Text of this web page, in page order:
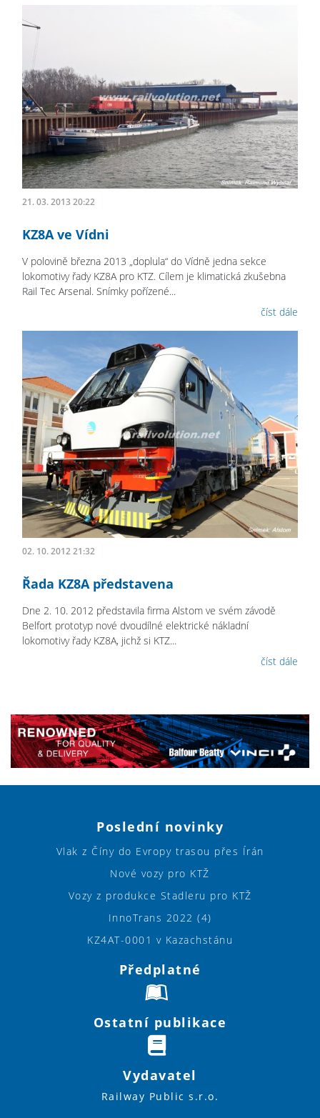
21. 03. 2013 20:22
KZ8A ve Vídni
V polovině března 2013 „doplula“ do Vídně jedna sekce
lokomotivy řady KZ8A pro KTZ. Cílem je klimatická zkušebna
Rail Tec Arsenal. Snímky pořízené...
číst dále
02. 10. 2012 21:32
Řada KZ8A představena
Dne 2. 10. 2012 představila firma Alstom ve svém závodě
Belfort prototyp nové dvoudílné elektrické nákladní
lokomotivy řady KZ8A, jichž si KTZ...
číst dále
Poslední novinky
Vlak z Číny do Evropy trasou přes Írán
Nové vozy pro KTŽ
Vozy z produkce Stadleru pro KTŽ
InnoTrans 2022 (4)
KZ4AT-0001 v Kazachstánu
Předplatné
Ostatní publikace
Vydavatel
Railway Public s.r.o.